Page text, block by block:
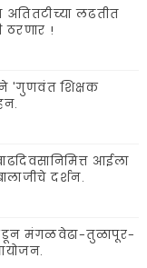
अतितटीच्या लढतीत
ठरणार !
'गुणवंत शिक्षक
आईला
दर्शन.
मंगळवेढा-तुळापूर-